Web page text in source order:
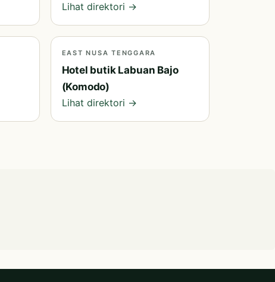
Lihat direktori →
EAST NUSA TENGGARA
Hotel butik Labuan Bajo
(Komodo)
Lihat direktori →